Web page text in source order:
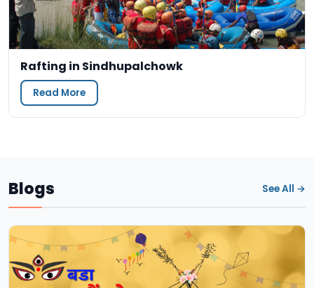
Rafting in Sindhupalchowk
Read More
Blogs See All →